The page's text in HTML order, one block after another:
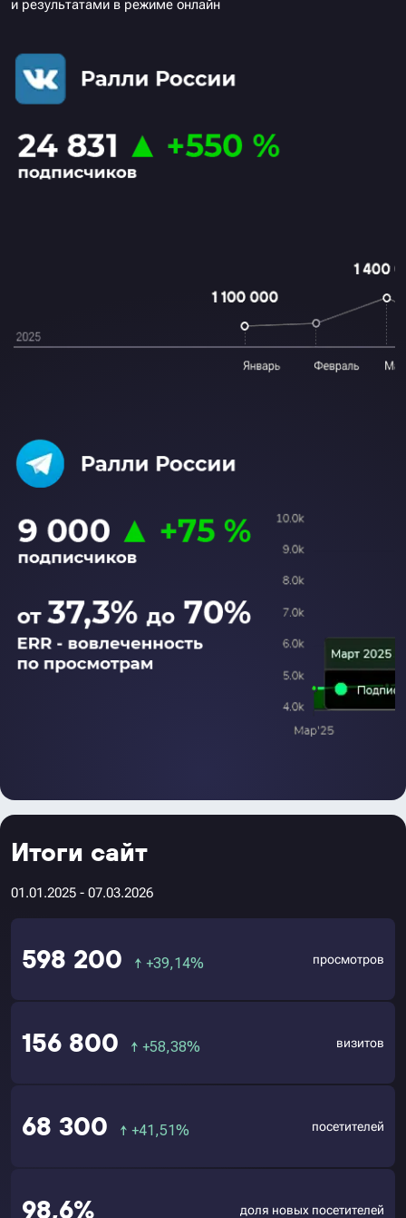
и результатами в режиме онлайн
Итоги сайт
01.01.2025 - 07.03.2026
598 200 ↑ +39,14% просмотров
156 800 ↑ +58,38% визитов
68 300 ↑ +41,51% посетителей
98,6% доля новых посетителей